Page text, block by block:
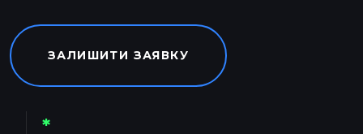
ЗАЛИШИТИ ЗАЯВКУ
*